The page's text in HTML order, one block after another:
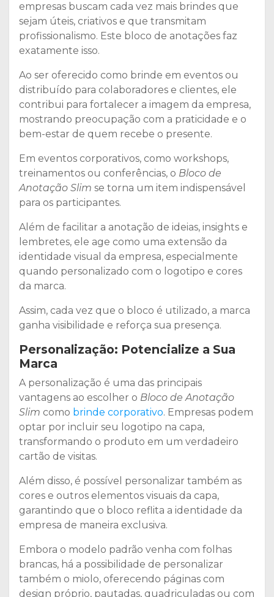
empresas buscam cada vez mais brindes que
sejam úteis, criativos e que transmitam
profissionalismo. Este bloco de anotações faz
exatamente isso.
Ao ser oferecido como brinde em eventos ou
distribuído para colaboradores e clientes, ele
contribui para fortalecer a imagem da empresa,
mostrando preocupação com a praticidade e o
bem-estar de quem recebe o presente.
Em eventos corporativos, como workshops,
treinamentos ou conferências, o Bloco de
Anotação Slim se torna um item indispensável
para os participantes.
Além de facilitar a anotação de ideias, insights e
lembretes, ele age como uma extensão da
identidade visual da empresa, especialmente
quando personalizado com o logotipo e cores
da marca.
Assim, cada vez que o bloco é utilizado, a marca
ganha visibilidade e reforça sua presença.
Personalização: Potencialize a Sua
Marca
A personalização é uma das principais
vantagens ao escolher o Bloco de Anotação
Slim como brinde corporativo. Empresas podem
optar por incluir seu logotipo na capa,
transformando o produto em um verdadeiro
cartão de visitas.
Além disso, é possível personalizar também as
cores e outros elementos visuais da capa,
garantindo que o bloco reflita a identidade da
empresa de maneira exclusiva.
Embora o modelo padrão venha com folhas
brancas, há a possibilidade de personalizar
também o miolo, oferecendo páginas com
design próprio, pautadas, quadriculadas ou com